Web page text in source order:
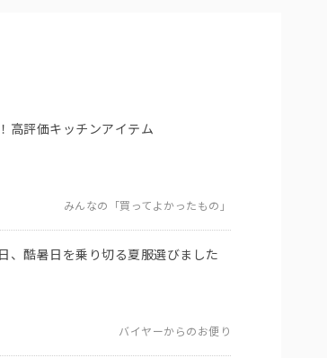
高評価キッチンアイテム
みんなの「買ってよかったもの」
、酷暑日を乗り切る夏服選びました
バイヤーからのお便り